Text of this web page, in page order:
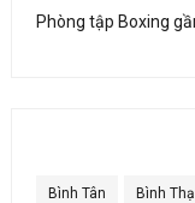
Phòng tập Boxing
Bình Tân Bình